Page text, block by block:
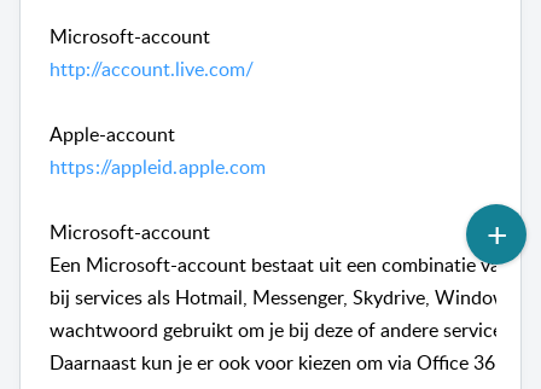
Microsoft-account
http://account.live.com/
Apple-account
https://appleid.apple.com
Microsoft-account
Een Microsoft-account bestaat uit een combinatie van
bij services als Hotmail, Messenger, Skydrive, Windows
wachtwoord gebruikt om je bij deze of andere services
Daarnaast kun je er ook voor kiezen om via Office 365